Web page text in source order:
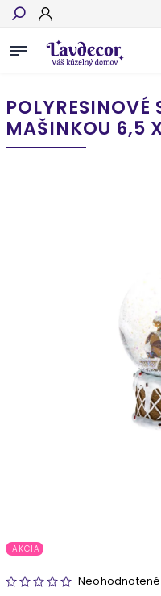
POLYRESINOVÉ
MAŠINKOU 6,5
AKCIA
Neohodnotené